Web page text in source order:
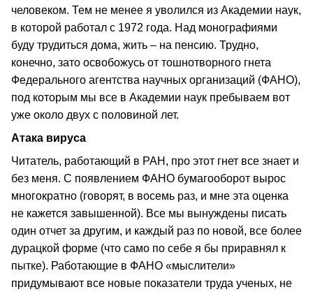
человеком. Тем не менее я уволился из Академии наук,
в которой работал с 1972 года. Над монографиями
буду трудиться дома, жить – на пенсию. Трудно,
конечно, зато освобожусь от тошнотворного гнета
Федерального агентства научных организаций (ФАНО),
под которым мы все в Академии наук пребываем вот
уже около двух с половиной лет.
Атака вируса
Читатель, работающий в РАН, про этот гнет все знает и
без меня. С появлением ФАНО бумагооборот вырос
многократно (говорят, в восемь раз, и мне эта оценка
не кажется завышенной). Все мы вынуждены писать
один отчет за другим, и каждый раз по новой, все более
дурацкой форме (что само по себе я бы приравнял к
пытке). Работающие в ФАНО «мыслители»
придумывают все новые показатели труда ученых, не